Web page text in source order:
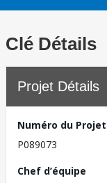
Clé Détails
Projet Détails
Numéro du Projet
P089073
Chef d’équipe